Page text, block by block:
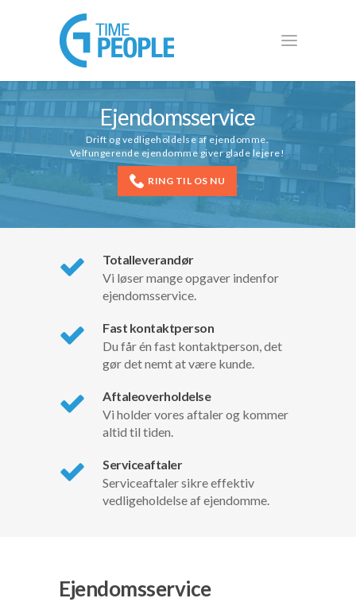
Ejendomsservice
Drift og vedligeholdelse af ejendomme.
Velfungerende ejendomme giver glade lejere!
RING TIL OS NU
Totalleverandør
Vi løser mange opgaver indenfor
ejendomsservice.
Fast kontaktperson
Du får én fast kontaktperson, det
gør det nemt at være kunde.
Aftaleoverholdelse
Vi holder vores aftaler og kommer
altid til tiden.
Serviceaftaler
Serviceaftaler sikre effektiv
vedligeholdelse af ejendomme.
Ejendomsservice